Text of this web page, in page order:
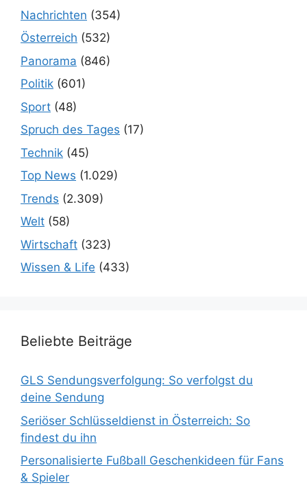
Nachrichten (354)
Österreich (532)
Panorama (846)
Politik (601)
Sport (48)
Spruch des Tages (17)
Technik (45)
Top News (1.029)
Trends (2.309)
Welt (58)
Wirtschaft (323)
Wissen & Life (433)
Beliebte Beiträge
GLS Sendungsverfolgung: So verfolgst du
deine Sendung
Seriöser Schlüsseldienst in Österreich: So
findest du ihn
Personalisierte Fußball Geschenkideen für Fans
& Spieler